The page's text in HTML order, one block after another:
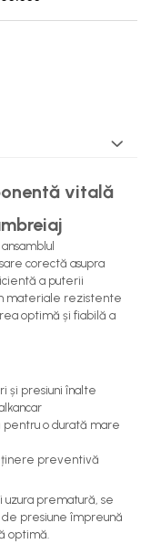
vitală
corectă asupra
a puterii
materiale rezistente
optimă și fiabilă a
și presiuni înalte
pentru o durată mare
preventivă
uzura prematură, se
de presiune împreună
optimă.